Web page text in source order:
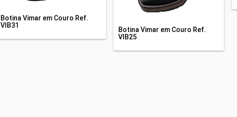
Botina Vimar em Couro Ref.
VIB31
Botina Vimar em Couro Ref.
VIB25